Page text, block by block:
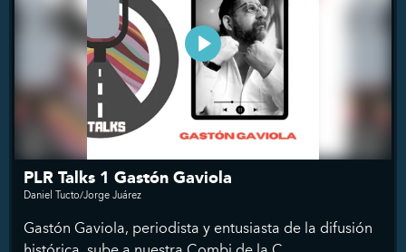
PLR Talks 1 Gastón Gaviola
Daniel Tucto/Jorge Juárez
Gastón Gaviola, periodista y entusiasta de la difusión